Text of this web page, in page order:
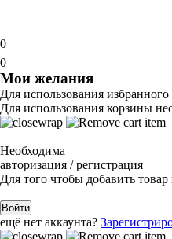
0
0
Мои желания
Для использования
Для использования корзины
Необходима
авторизация / регистрация
Для того чтобы добавить
Войти
ещё нет аккаунта?